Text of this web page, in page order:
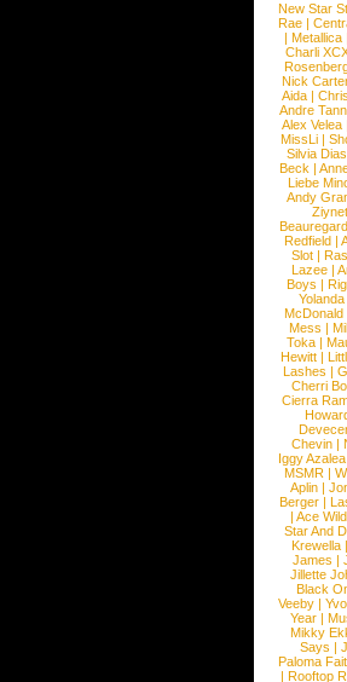
New Star
Rae |
| Metallica
Charli
Nick
Aida |
Andre
Alex Velea
MissLi |
Silvia Dias
Beck |
Liebe
Andy
Beauregard
Redfield |
Slot |
Lazee |
Boys |
McDonald
Mess |
Toka |
Hewitt |
Lashes |
Cherri
Cierra
Chevin |
Iggy Azalea
MSMR |
Aplin |
Berger |
|Ace
Star And
Krewella |
James |
Jillette
Black
Veeby |
Year |
Mikky
Says |
Paloma
|Rooftop